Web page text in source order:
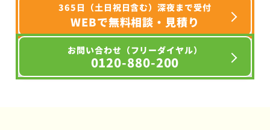
365日（土日祝日含む）深夜まで受付
WEBで無料相談・見積り
お問い合わせ（フリーダイヤル）
0120-880-200